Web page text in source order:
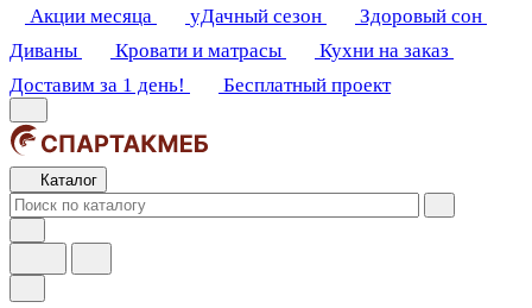
Акции месяца
уДачный сезон
Здоровый сон
Диваны
Кровати и матрасы
Кухни на заказ
Доставим за 1 день!
Бесплатный проект
Каталог